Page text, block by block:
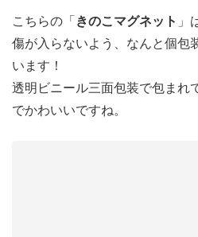
こちらの「 きのこマグネット 」
傷が入らないよう、なんと個包
います！
透明ビニール三面包装で包まれ
でかわいいですね。